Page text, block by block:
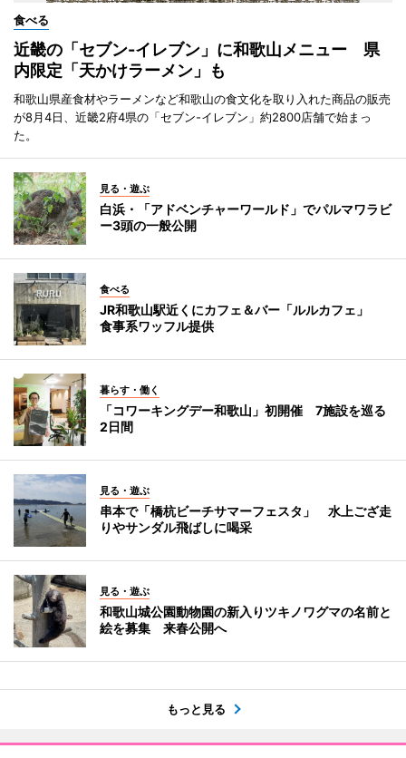
食べる
近畿の「セブン-イレブン」に和歌山メニュー 県
内限定「天かけラーメン」も
和歌山県産食材やラーメンなど和歌山の食文化を取り入れた商品の販売
が8月4日、近畿2府4県の「セブン-イレブン」約2800店舗で始まっ
た。
見る・遊ぶ
白浜・「アドベンチャーワールド」でパルマワラビ
ー3頭の一般公開
食べる
JR和歌山駅近くにカフェ＆バー「ルルカフェ」
食事系ワッフル提供
暮らす・働く
「コワーキングデー和歌山」初開催 7施設を巡る
2日間
見る・遊ぶ
串本で「橋杭ビーチサマーフェスタ」 水上ござ走
りやサンダル飛ばしに喝采
見る・遊ぶ
和歌山城公園動物園の新入りツキノワグマの名前と
絵を募集 来春公開へ
もっと見る